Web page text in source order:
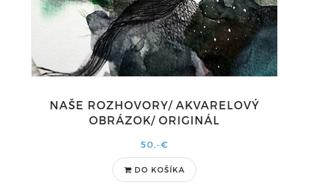
NAŠE ROZHOVORY/ AKVARELOVÝ
OBRÁZOK/ ORIGINÁL
50,-€
DO KOŠÍKA